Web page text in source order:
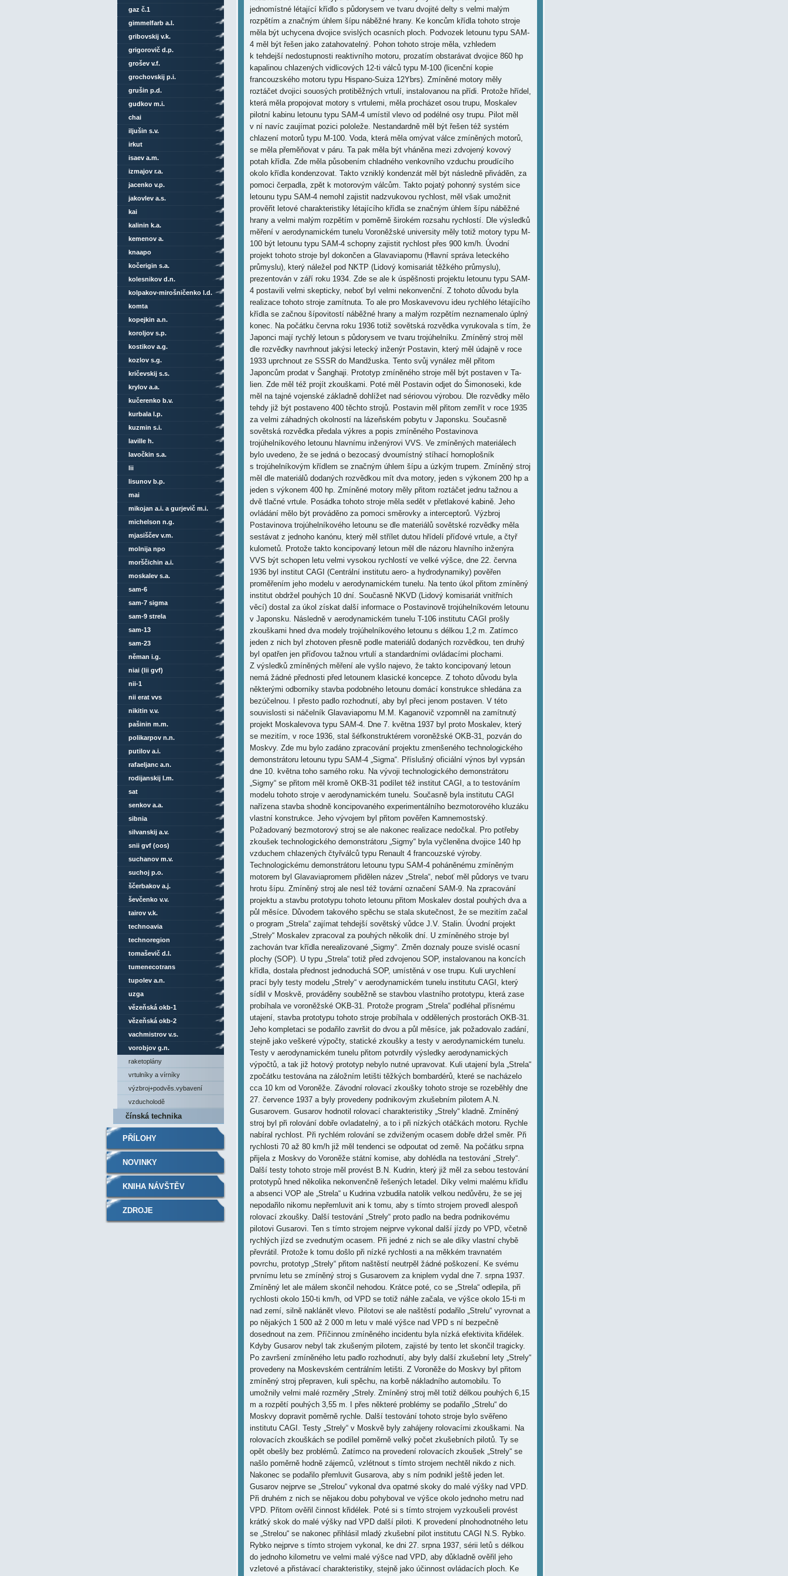
gaz č.1
gimmelfarb a.l.
gribovskij v.k.
grigorovič d.p.
grošev v.f.
grochovskij p.i.
grušin p.d.
gudkov m.i.
chai
iljušin s.v.
irkut
isaev a.m.
izmajov r.a.
jacenko v.p.
jakovlev a.s.
kai
kalinin k.a.
kemenov a.
knaapo
kočerigin s.a.
kolesnikov d.n.
kolpakov-mirošničenko l.d.
komta
kopejkin a.n.
koroljov s.p.
kostikov a.g.
kozlov s.g.
kričevskij s.s.
krylov a.a.
kučerenko b.v.
kurbala l.p.
kuzmin s.i.
laville h.
lavočkin s.a.
lii
lisunov b.p.
mai
mikojan a.i. a gurjevič m.i.
michelson n.g.
mjasiščev v.m.
molnija npo
morščichin a.i.
moskalev s.a.
sam-6
sam-7 sigma
sam-9 strela
sam-13
sam-23
něman i.g.
niai (lii gvf)
nii-1
nii erat vvs
nikitin v.v.
pašinin m.m.
polikarpov n.n.
putilov a.i.
rafaeljanc a.n.
rodijanskij l.m.
sat
senkov a.a.
sibnia
silvanskij a.v.
snii gvf (oos)
suchanov m.v.
suchoj p.o.
ščerbakov a.j.
ševčenko v.v.
tairov v.k.
technoavia
technoregion
tomaševič d.l.
tumenecotrans
tupolev a.n.
uzga
vězeňská okb-1
vězeňská okb-2
vachmistrov v.s.
vorobjov g.n.
raketoplány
vrtulníky a vírníky
výzbroj+podvěs.vybavení
vzducholodě
čínská technika
PŘÍLOHY
NOVINKY
KNIHA NÁVŠTĚV
ZDROJE